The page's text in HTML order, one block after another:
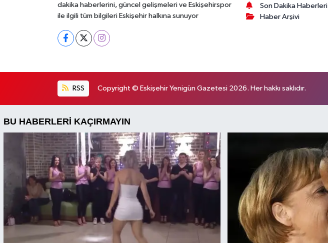
dakika haberlerini, güncel gelişmeleri ve Eskişehirspor
ile ilgili tüm bilgileri Eskişehir halkına sunuyor
Son Dakika Haberleri
Haber Arşivi
RSS Copyright © Eskişehir Yenigün Gazetesi 2026. Her hakkı saklıdır.